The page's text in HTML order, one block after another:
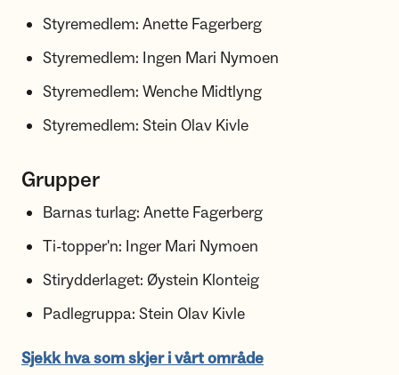
Styremedlem: Anette Fagerberg
Styremedlem: Ingen Mari Nymoen
Styremedlem: Wenche Midtlyng
Styremedlem: Stein Olav Kivle
Grupper
Barnas turlag: Anette Fagerberg
Ti-topper'n: Inger Mari Nymoen
Stirydderlaget: Øystein Klonteig
Padlegruppa: Stein Olav Kivle
Sjekk hva som skjer i vårt område